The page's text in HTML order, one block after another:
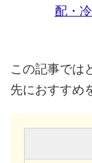
配・
この記事では
先におすすめ